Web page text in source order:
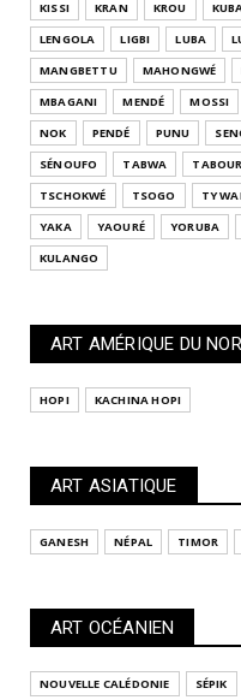
KISSI KRAN KROU
LENGOLA
LIGBI LUBA
MANGBETTU
MAHONGWÉ
MBAGANI
MENDÉ MOSSI
NOK
PENDÉ PUNU
SÉNOUFO
TABWA
TSCHOKWÉ
TSOGO TY
YAKA
YAOURÉ YORUBA
KULANGO
ART AMÉRIQUE DU
HOPI KACHINA HOPI
ART ASIATIQUE
GANESH NÉPAL TIMOR
ART OCÉANIEN
NOUVELLE CALÉDONIE SÉPIK